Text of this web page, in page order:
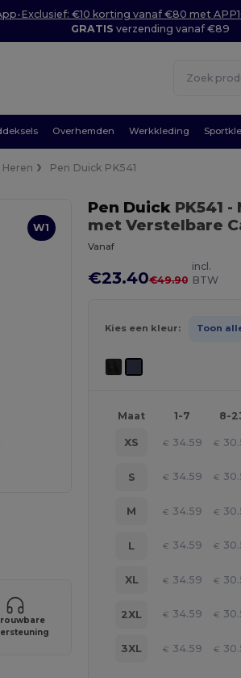
Exclusief: €10 korting vanaf €80 met
GRATIS verzending vanaf €89
Overhemden Werkkleding
Heren Pen Duick PK541
W1
Pen Duick PK541 -
met Verstelbare
Vanaf
€23.40€49.90
incl.
BTW
Kies een kleur: Toon
Maat 1-7 8-
XS € 34.59 €
S € 34.59 €
M € 34.59 €
L € 34.59 €
XL € 34.59 €
2XL € 34.59 €
3XL € 34.59 €